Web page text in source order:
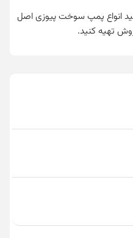
انواع پمپ سوخت پیوزی اصل
تهیه کنید.